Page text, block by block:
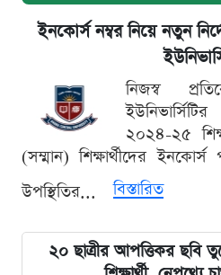
ইনকোর্স নম্বর নিয়ে নতুন
নিজস্ব
২০২৪-২৫
(সম্মান) শিক্ষার্থীদের
উপস্থিতির...
বিস্তারিত
২০ ছাত্রীর আপত্তিকর ছবি